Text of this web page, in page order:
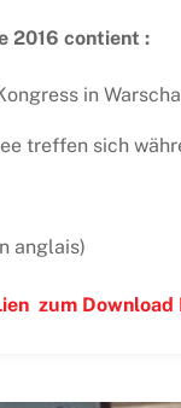
2016 contient :
in
treffen sich
anglais)
zum Download